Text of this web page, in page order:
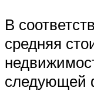
В
средняя
следующей